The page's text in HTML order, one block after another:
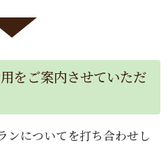
をご案内させていただ
ンについてを打ち合わせし